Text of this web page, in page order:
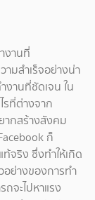
งานที่
ามสำเร็จอย่างน่า
งานที่ชัดเจน ใน
รที่ต่างจาก
ากสร้างสังคม
ก็
จริง ซึ่งทำให้เกิด
อย่างของการทำ
จะไปหาแรง